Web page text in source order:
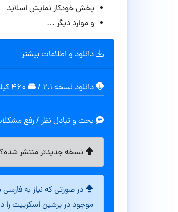
پخش خودکار نمایش اسلاید
و موارد دیگر …
دانلود و اطلاعات بیشتر
دانلود نسخه ۲.۱ /
بحث و تبادل نظر / رفع
نسخه جدیدتر منتشر
در صورتی که نیاز به
موجود در پرشین اسکریپت را